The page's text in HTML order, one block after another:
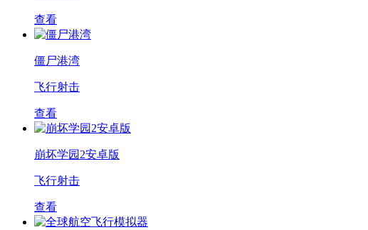
查看
僵尸港湾
飞行射击
查看
崩坏学园2安卓版
飞行射击
查看